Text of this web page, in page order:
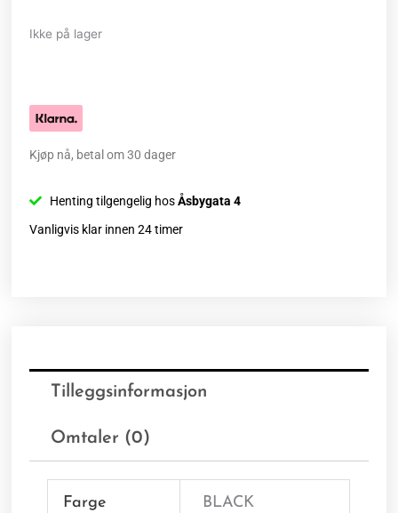
Ikke på lager
Kjøp nå, betal om 30 dager
Henting tilgengelig hosÅsbygata 4
Vanligvis klar innen 24 timer
Tilleggsinformasjon
Omtaler (0)
Farge BLACK